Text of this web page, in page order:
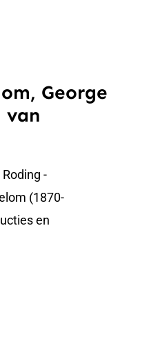
George
van
-
(1870-
en